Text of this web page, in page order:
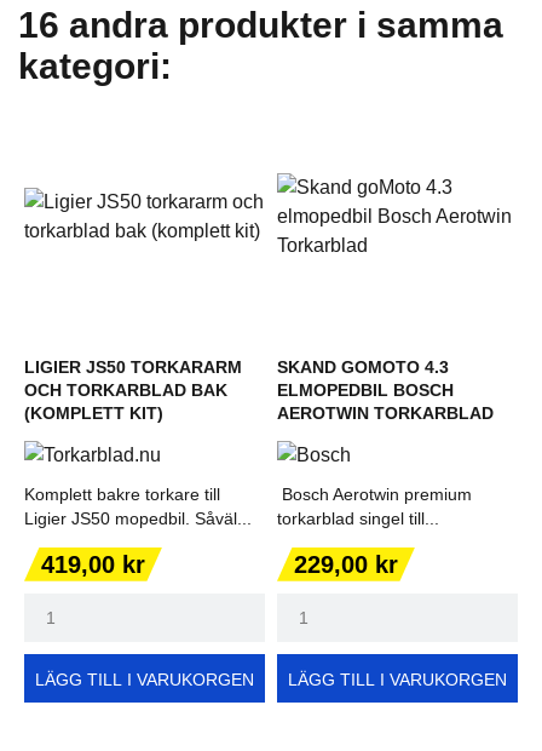
16 andra produkter i samma
kategori:
LIGIER JS50 TORKARARM
OCH TORKARBLAD BAK
(KOMPLETT KIT)
Komplett bakre torkare till
Ligier JS50 mopedbil. Såväl...
Pris
419,00 kr
LÄGG TILL I VARUKORGEN
SKAND GOMOTO 4.3
ELMOPEDBIL BOSCH
AEROTWIN TORKARBLAD
Bosch Aerotwin premium
torkarblad singel till...
Pris
229,00 kr
LÄGG TILL I VARUKORGEN